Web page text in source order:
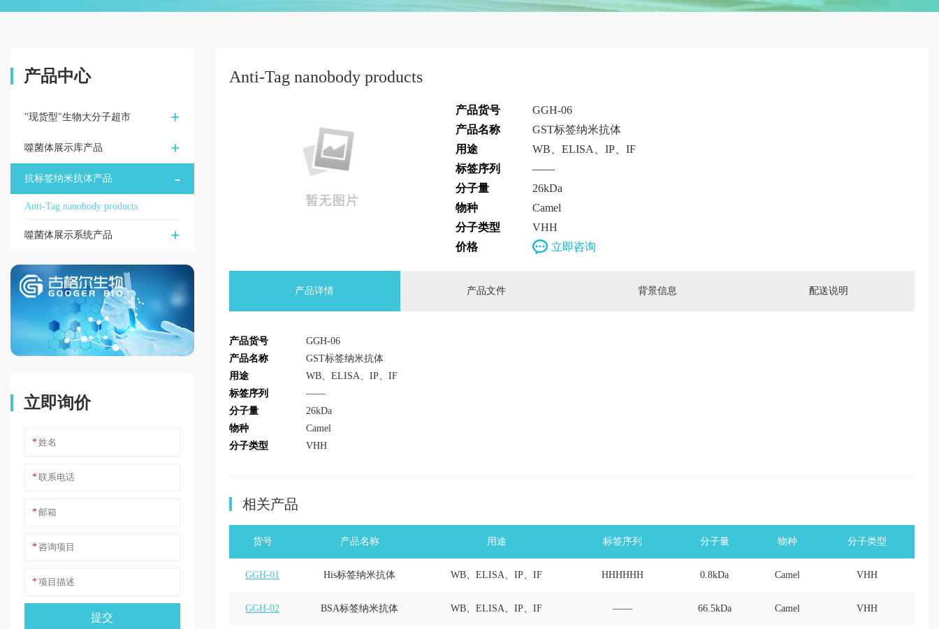
产品中心
"现货型"生物大分子超市 +
噬菌体展示库产品 +
抗标签纳米抗体产品 -
Anti-Tag nanobody products
噬菌体展示系统产品 +
立即询价
*
*
*
*
*
提交
Anti-Tag nanobody products
产品货号
GGH-06
产品名称
GST标签纳米抗体
用途
WB、ELISA、IP、IF
标签序列
——
分子量
26kDa
物种
Camel
分子类型
VHH
价格
立即咨询
产品详情 产品文件 背景信息 配送说明
产品货号
GGH-06
产品名称
GST标签纳米抗体
用途
WB、ELISA、IP、IF
标签序列
——
分子量
26kDa
物种
Camel
分子类型
VHH
相关产品
货号 产品名称 用途 标签序列 分子量 物种 分子类型
GGH-01 His标签纳米抗体 WB、ELISA、IP、IF HHHHHH 0.8kDa Camel VHH
GGH-02 BSA标签纳米抗体 WB、ELISA、IP、IF —— 66.5kDa Camel VHH